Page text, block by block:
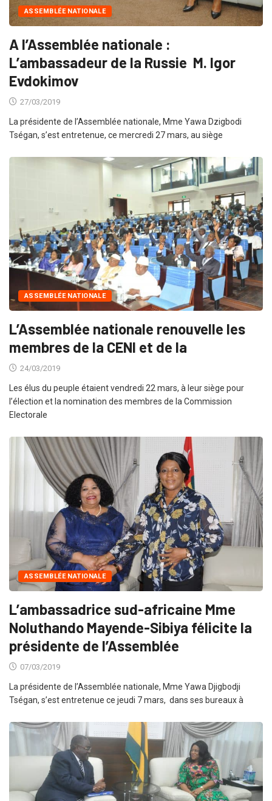
ASSEMBLÉE NATIONALE
A l’Assemblée nationale :
L’ambassadeur de la Russie M. Igor
Evdokimov
27/03/2019
La présidente de l’Assemblée nationale, Mme Yawa Dzigbodi
Tségan, s’est entretenue, ce mercredi 27 mars, au siège
ASSEMBLÉE NATIONALE
L’Assemblée nationale renouvelle les
membres de la CENI et de la
24/03/2019
Les élus du peuple étaient vendredi 22 mars, à leur siège pour
l’élection et la nomination des membres de la Commission
Electorale
ASSEMBLÉE NATIONALE
L’ambassadrice sud-africaine Mme
Noluthando Mayende-Sibiya félicite la
présidente de l’Assemblée
07/03/2019
La présidente de l’Assemblée nationale, Mme Yawa Djigbodji
Tségan, s’est entretenue ce jeudi 7 mars, dans ses bureaux à